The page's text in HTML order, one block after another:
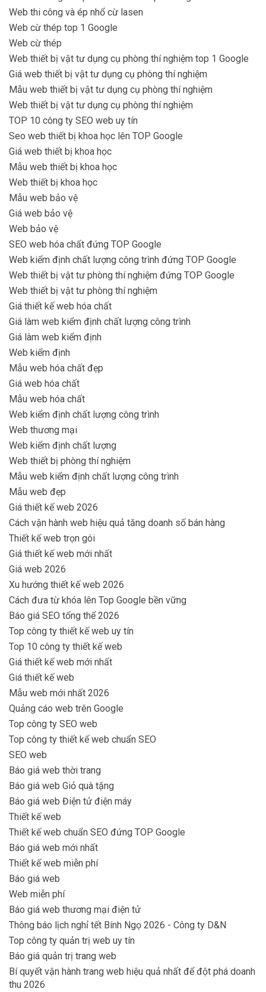
Web thi công và ép nhổ cừ lasen
Web cừ thép top 1 Google
Web cừ thép
Web thiết bị vật tư dụng cụ phòng thí nghiệm top 1 Google
Giá web thiết bị vật tư dụng cụ phòng thí nghiệm
Mẫu web thiết bị vật tư dụng cụ phòng thí nghiệm
Web thiết bị vật tư dụng cụ phòng thí nghiệm
TOP 10 công ty SEO web uy tín
Seo web thiết bị khoa học lên TOP Google
Giá web thiết bị khoa học
Mẫu web thiết bị khoa học
Web thiết bị khoa học
Mẫu web bảo vệ
Giá web bảo vệ
Web bảo vệ
SEO web hóa chất đứng TOP Google
Web kiểm định chất lượng công trình đứng TOP Google
Web thiết bị vật tư phòng thí nghiệm đứng TOP Google
Web thiết bị vật tư phòng thí nghiệm
Giá thiết kế web hóa chất
Giá làm web kiểm định chất lượng công trình
Giá làm web kiểm định
Web kiểm định
Mẫu web hóa chất đẹp
Giá web hóa chất
Mẫu web hóa chất
Web kiểm định chất lượng công trình
Web thương mại
Web kiểm định chất lượng
Web thiết bị phòng thí nghiệm
Mẫu web kiểm định chất lượng công trình
Mẫu web đẹp
Giá thiết kế web 2026
Cách vận hành web hiệu quả tăng doanh số bán hàng
Thiết kế web trọn gói
Giá thiết kế web mới nhất
Giá web 2026
Xu hướng thiết kế web 2026
Cách đưa từ khóa lên Top Google bền vững
Báo giá SEO tổng thể 2026
Top công ty thiết kế web uy tín
Top 10 công ty thiết kế web
Giá thiết kế web mới nhất
Giá thiết kế web
Mẫu web mới nhất 2026
Quảng cáo web trên Google
Top công ty SEO web
Top công ty thiết kế web chuẩn SEO
SEO web
Báo giá web thời trang
Báo giá web Giỏ quà tặng
Báo giá web Điện tử điện máy
Thiết kế web
Thiết kế web chuẩn SEO đứng TOP Google
Báo giá web mới nhất
Thiết kế web miễn phí
Báo giá web
Web miễn phí
Báo giá web thương mại điện tử
Thông báo lịch nghỉ tết Bính Ngọ 2026 - Công ty D&N
Top công ty quản trị web uy tín
Báo giá quản trị trang web
Bí quyết vận hành trang web hiệu quả nhất để đột phá doanh
thu 2026